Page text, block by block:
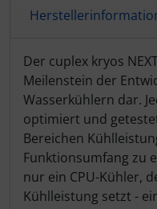
Der cuplex kryos
Meilenstein der
Wasserkühlern dar.
optimiert und
Bereichen
Funktionsumfang zu
nur ein CPU-Kühler,
Kühlleistung setzt -